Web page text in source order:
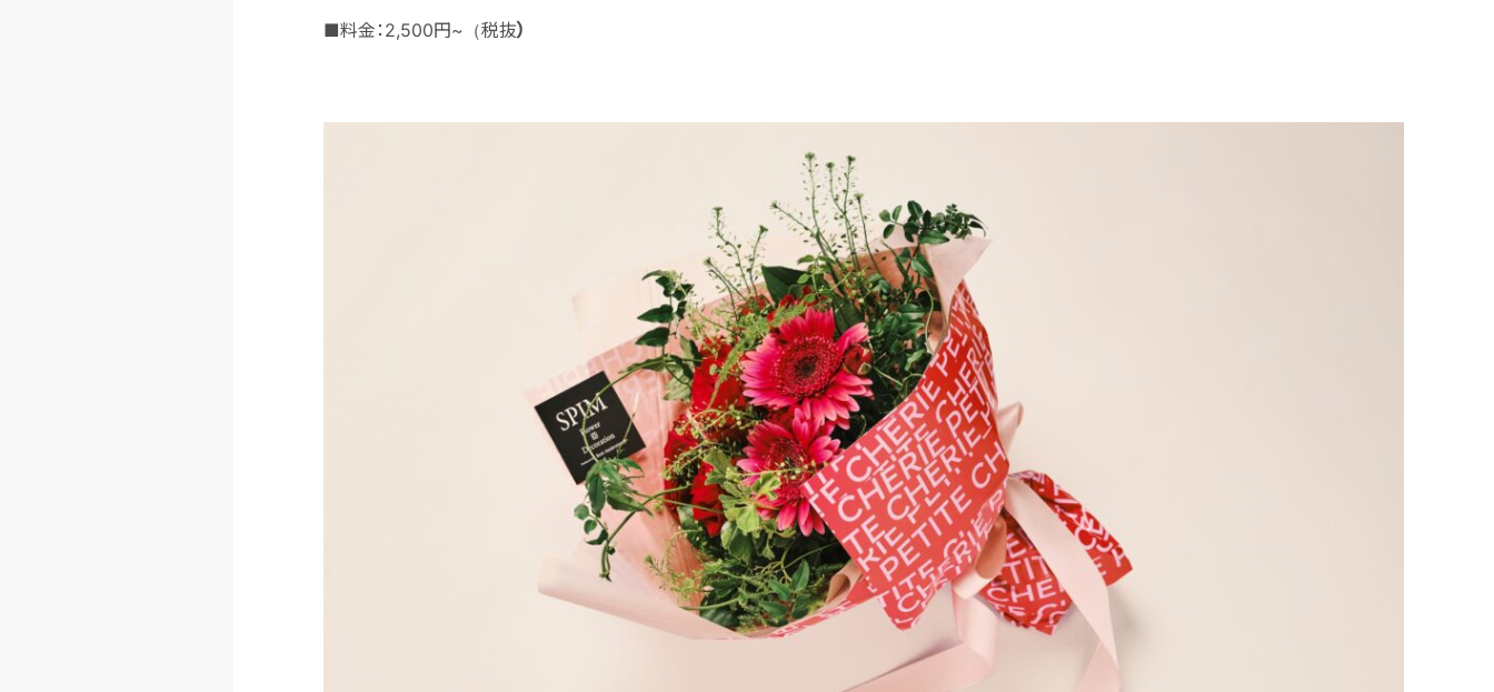
■料金：2,500円~（税抜）